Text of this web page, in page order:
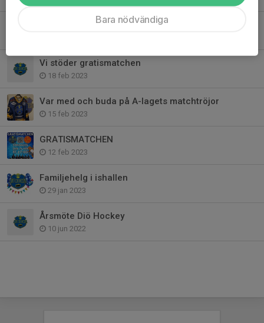
Vi stöder gratismatchen
18 feb 2023
Var med och buda på A-lagets matchtröjor
15 feb 2023
GRATISMATCHEN
12 feb 2023
Familjehelg i ishallen
29 jan 2023
Årsmöte Diö Hockey
10 jun 2022
Bara nödvändiga